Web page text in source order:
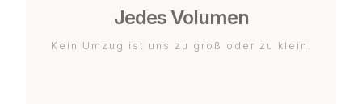
Jedes Volumen
Kein Umzug ist uns zu groß oder zu klein.